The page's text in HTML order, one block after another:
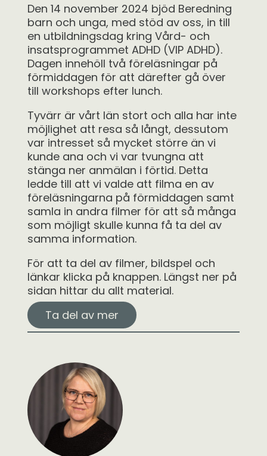
Den 14 november 2024 bjöd Beredning
barn och unga, med stöd av oss, in till
en utbildningsdag kring Vård- och
insatsprogrammet ADHD (VIP ADHD).
Dagen innehöll två föreläsningar på
förmiddagen för att därefter gå över
till workshops efter lunch.
Tyvärr är vårt län stort och alla har inte
möjlighet att resa så långt, dessutom
var intresset så mycket större än vi
kunde ana och vi var tvungna att
stänga ner anmälan i förtid. Detta
ledde till att vi valde att filma en av
föreläsningarna på förmiddagen samt
samla in andra filmer för att så många
som möjligt skulle kunna få ta del av
samma information.
För att ta del av filmer, bildspel och
länkar klicka på knappen. Längst ner på
sidan hittar du allt material.
Ta del av mer